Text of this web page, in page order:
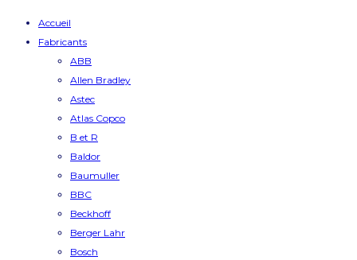
Accueil
Fabricants
ABB
Allen Bradley
Astec
Atlas Copco
B et R
Baldor
Baumuller
BBC
Beckhoff
Berger Lahr
Bosch